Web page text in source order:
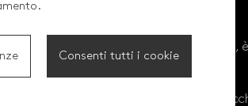
alla scelta degli ingredienti per i piatti,
di caffè, suggeriamo l’uso di
Consenti tutti i cookie